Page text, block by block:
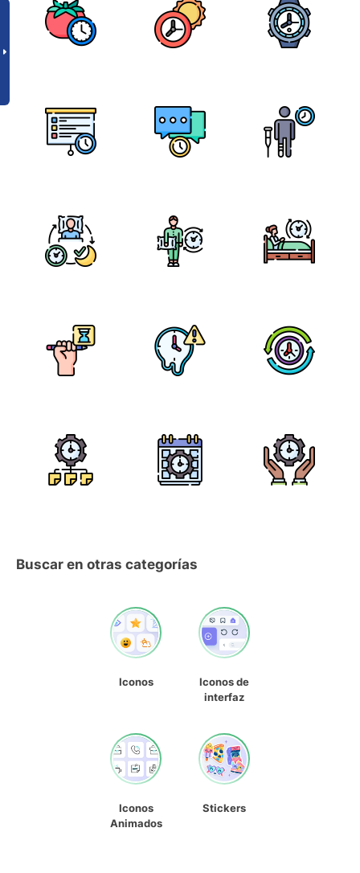
Buscar en otras categorías
Iconos
Iconos de
interfaz
Iconos
Animados
Stickers